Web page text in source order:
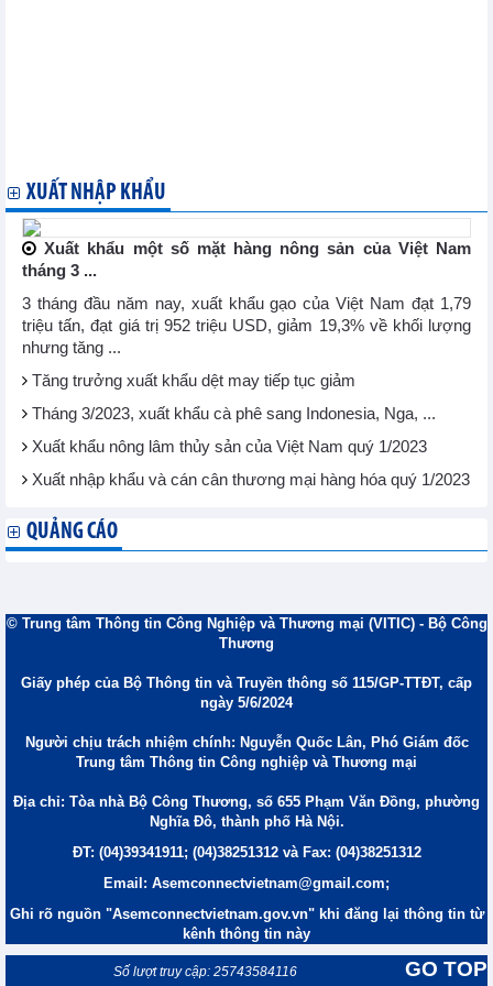
XUẤT NHẬP KHẨU
Xuất khẩu một số mặt hàng nông sản của Việt Nam
tháng 3 ...
3 tháng đầu năm nay, xuất khẩu gạo của Việt Nam đạt 1,79
triệu tấn, đạt giá trị 952 triệu USD, giảm 19,3% về khối lượng
nhưng tăng ...
Tăng trưởng xuất khẩu dệt may tiếp tục giảm
Tháng 3/2023, xuất khẩu cà phê sang Indonesia, Nga, ...
Xuất khẩu nông lâm thủy sản của Việt Nam quý 1/2023
Xuất nhập khẩu và cán cân thương mại hàng hóa quý 1/2023
QUẢNG CÁO
© Trung tâm Thông tin Công Nghiệp và Thương mại (VITIC) - Bộ Công
Thương
Giấy phép của Bộ Thông tin và Truyền thông số 115/GP-TTĐT, cấp
ngày 5/6/2024
Người chịu trách nhiệm chính: Nguyễn Quốc Lân, Phó Giám đốc
Trung tâm Thông tin Công nghiệp và Thương mại
Địa chỉ: Tòa nhà Bộ Công Thương, số 655 Phạm Văn Đồng, phường
Nghĩa Đô, thành phố Hà Nội.
ĐT: (04)39341911; (04)38251312 và Fax: (04)38251312
Email: Asemconnectvietnam@gmail.com;
Ghi rõ nguồn "Asemconnectvietnam.gov.vn" khi đăng lại thông tin từ
kênh thông tin này
GO TOP
Số lượt truy cập: 25743584116